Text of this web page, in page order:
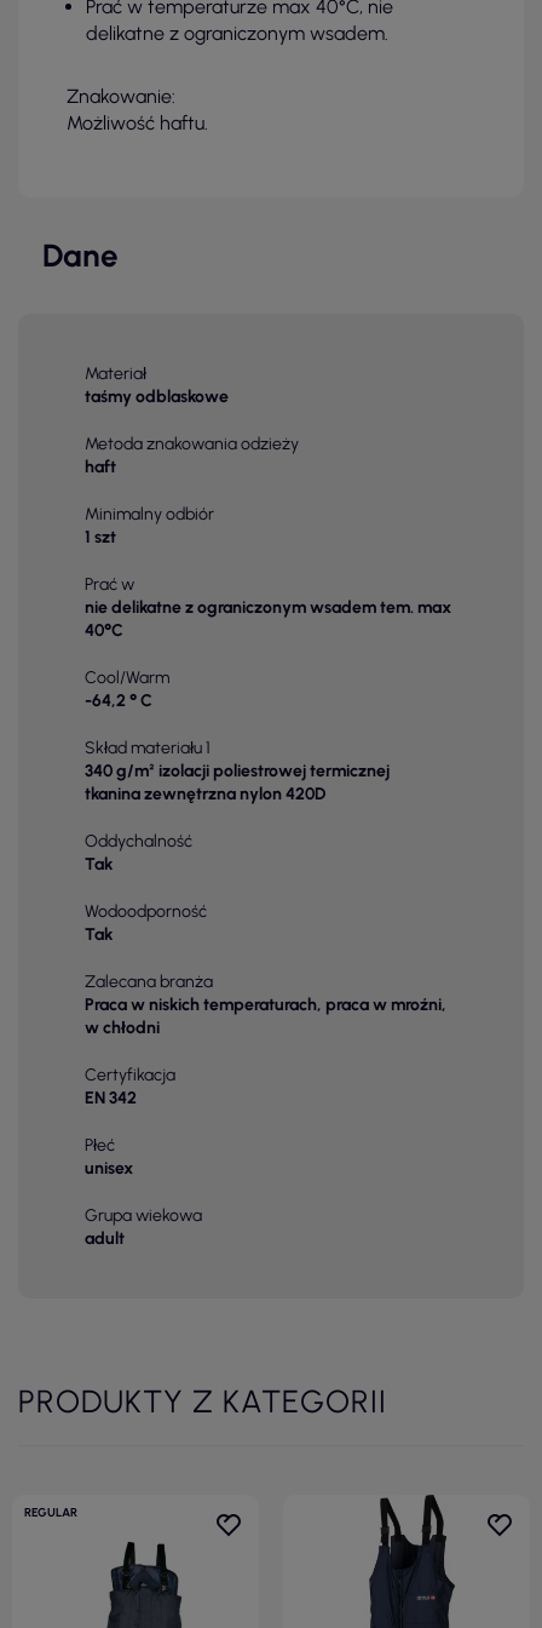
Prać w temperaturze max 40°C, nie
delikatne z ograniczonym wsadem.
Znakowanie:
Możliwość haftu.
Dane
Materiał
taśmy odblaskowe
Metoda znakowania odzieży
haft
Minimalny odbiór
1 szt
Prać w
nie delikatne z ograniczonym wsadem tem. max
40°C
Cool/Warm
-64,2 ° C
Skład materiału 1
340 g/m² izolacji poliestrowej termicznej
tkanina zewnętrzna nylon 420D
Oddychalność
Tak
Wodoodporność
Tak
Zalecana branża
Praca w niskich temperaturach, praca w mroźni,
w chłodni
Certyfikacja
EN 342
Płeć
unisex
Grupa wiekowa
adult
PRODUKTY Z KATEGORII
REGULAR